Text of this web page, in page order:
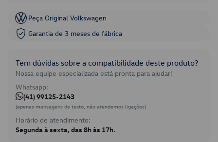
Peça Original Volkswagen
Garantia de 3 meses de fábrica
Tem dúvidas sobre a compatibilidade deste produto?
Nossa equipe especializada está pronta para ajudar!
Whatsapp:
(41) 99125-2143
(apenas mensagens de texto, não atendemos ligações)
Horário de atendimento:
Segunda à sexta, das 8h às 17h.